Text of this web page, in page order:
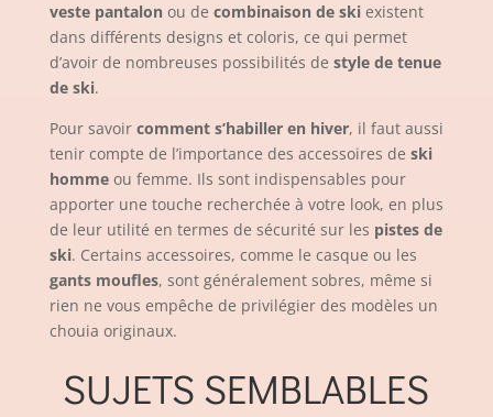
veste pantalon ou de combinaison de skiexistent
dans différents designs et coloris, ce qui permet
d’avoir de nombreuses possibilités de style de tenue
de ski.
Pour savoir comment s’habiller en hiver, il faut aussi
tenir compte de l’importance des accessoires de ski
hommeou femme. Ils sont indispensables pour
apporter une touche recherchée à votre look, en plus
de leur utilité en termes de sécurité sur les pistes de
ski. Certains accessoires, comme le casque ou les
gants moufles, sont généralement sobres, même si
rien ne vous empêche de privilégier des modèles un
chouia originaux.
SUJETS SEMBLABLES